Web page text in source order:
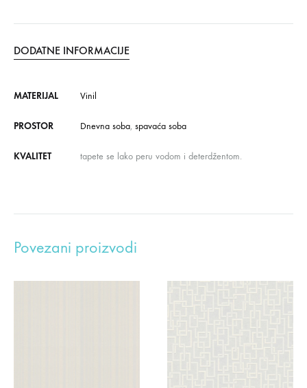
DODATNE INFORMACIJE
MATERIJAL Vinil
PROSTOR Dnevna soba, spavaća soba
KVALITET tapete se lako peru vodom i deterdžentom.
Povezani proizvodi